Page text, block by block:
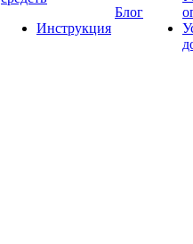
Инструкция
Блог